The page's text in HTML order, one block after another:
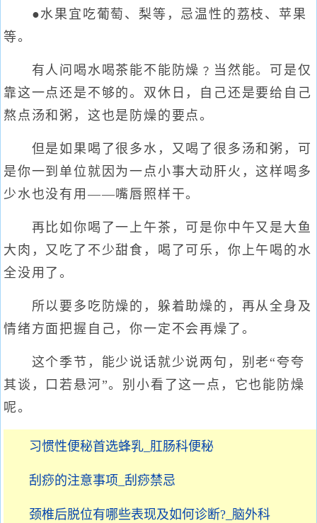
●水果宜吃葡萄、梨等，忌温性的荔枝、苹果
等。
有人问喝水喝茶能不能防燥﹖当然能。可是仅
靠这一点还是不够的。双休日，自己还是要给自己
熬点汤和粥，这也是防燥的要点。
但是如果喝了很多水，又喝了很多汤和粥，可
是你一到单位就因为一点小事大动肝火，这样喝多
少水也没有用——嘴唇照样干。
再比如你喝了一上午茶，可是你中午又是大鱼
大肉，又吃了不少甜食，喝了可乐，你上午喝的水
全没用了。
所以要多吃防燥的，躲着助燥的，再从全身及
情绪方面把握自己，你一定不会再燥了。
这个季节，能少说话就少说两句，别老“夸夸
其谈，口若悬河”。别小看了这一点，它也能防燥
呢。
习惯性便秘首选蜂乳_肛肠科便秘
刮痧的注意事项_刮痧禁忌
颈椎后脱位有哪些表现及如何诊断?_脑外科